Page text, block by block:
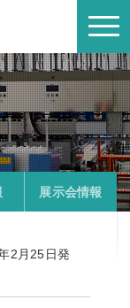
展示会情報
2月25日発